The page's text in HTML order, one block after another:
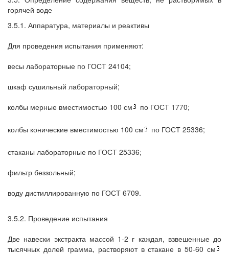
горячей воде
3.5.1. Аппаратура, материалы и реактивы
Для проведения испытания применяют:
весы лабораторные по ГОСТ 24104;
шкаф сушильный лабораторный;
колбы мерные вместимостью 100 см
по ГОСТ 1770;
колбы конические вместимостью 100 см по ГОСТ 25336;
стаканы лабораторные по ГОСТ 25336;
фильтр беззольный;
воду дистиллированную по ГОСТ 6709.
3.5.2. Проведение испытания
Две навески экстракта массой 1-2 г каждая, взвешенные до
тысячных долей грамма, растворяют в стакане в 50-60 см